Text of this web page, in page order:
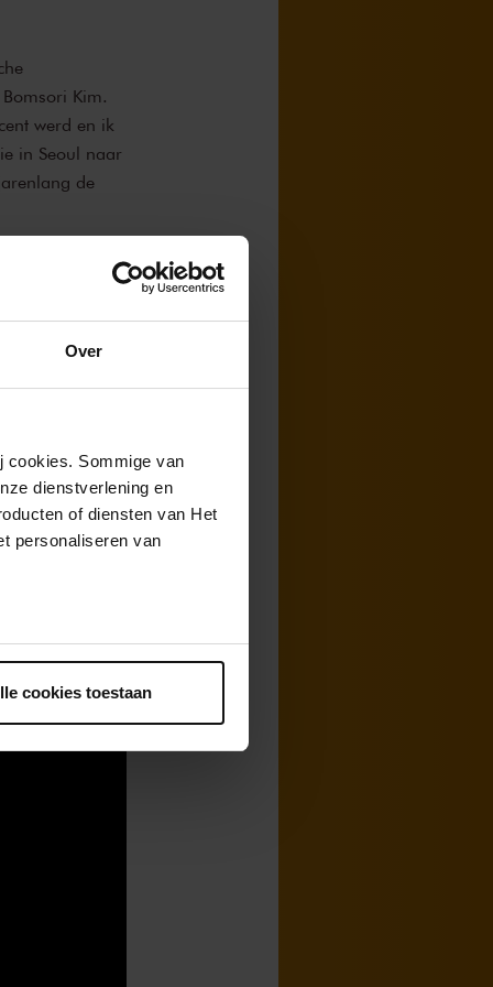
Over
cookies. Sommige van
dienstverlening en
of diensten van Het
personaliseren van
cookies toestaan
Kim.
werd en ik
in Seoul naar
de
haar
won, is ze in
een of andere
maar toch
keus.
cultuur
in
een nieuwe